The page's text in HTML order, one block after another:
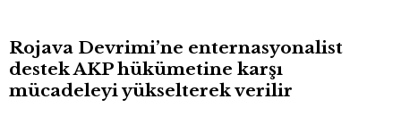
Rojava Devrimi’ne enternasyonalist
destek AKP hükümetine karşı
mücadeleyi yükselterek verilir